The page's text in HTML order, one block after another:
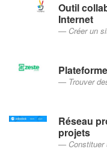
Outil
Internet
Créer un
Trouver
Réseau
projets
Constituer